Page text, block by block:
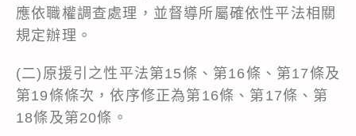
應依職權調查處理，並督導所屬確依性平法相關
規定辦理。
(二)原援引之性平法第15條、第16條、第17條及
第19條條次，依序修正為第16條、第17條、第
18條及第20條。